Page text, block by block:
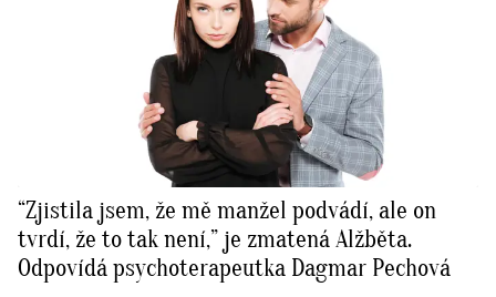
“Zjistila jsem, že mě manžel podvádí, ale on
tvrdí, že to tak není,” je zmatená Alžběta.
Odpovídá psychoterapeutka Dagmar Pechová